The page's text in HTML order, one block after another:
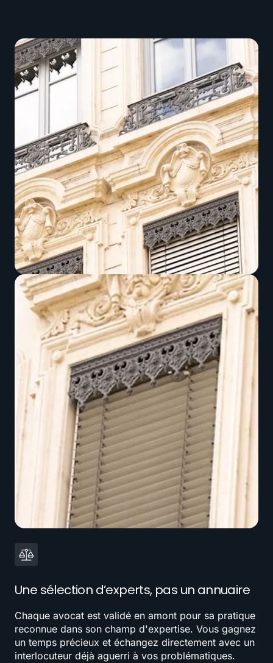
Une sélection d’experts, pas un annuaire
Chaque avocat est validé en amont pour sa pratique
reconnue dans son champ d'expertise. Vous gagnez
un temps précieux et échangez directement avec un
interlocuteur déjà aguerri à vos problématiques.